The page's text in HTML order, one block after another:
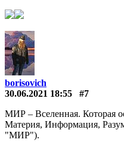
borisovich
30.06.2021 18:55
#7
МИР – Вселенная. Которая
Материя, Информация,
"МИР").